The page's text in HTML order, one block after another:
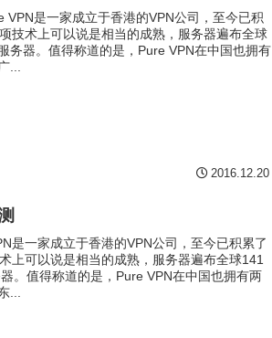
VPN是一家成立于香港的VPN公司，至今已积
技术上可以说是相当的成熟，服务器遍布全球
务器。值得称道的是，Pure VPN在中国也拥有
...
2016.12.20
是一家成立于香港的VPN公司，至今已积累了
上可以说是相当的成熟，服务器遍布全球141
。值得称道的是，Pure VPN在中国也拥有两
...